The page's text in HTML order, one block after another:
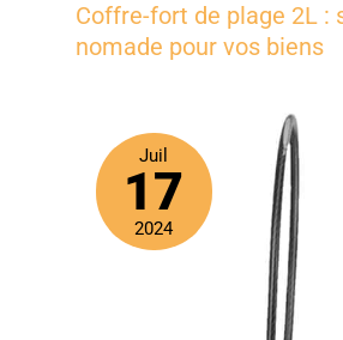
Coffre-fort de plage 2L :
nomade pour vos biens
Juil
17
2024